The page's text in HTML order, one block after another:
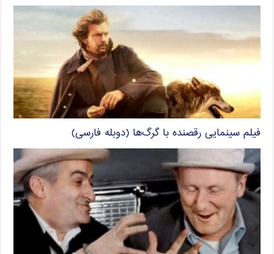
فیلم سینمایی رقصنده با گرگ‌ها (دوبله فارسی)